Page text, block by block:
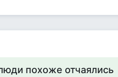
похоже отчаялись